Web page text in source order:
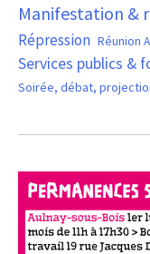
Manifestation &
Répression Réunion
Services publics &
Soirée, débat,